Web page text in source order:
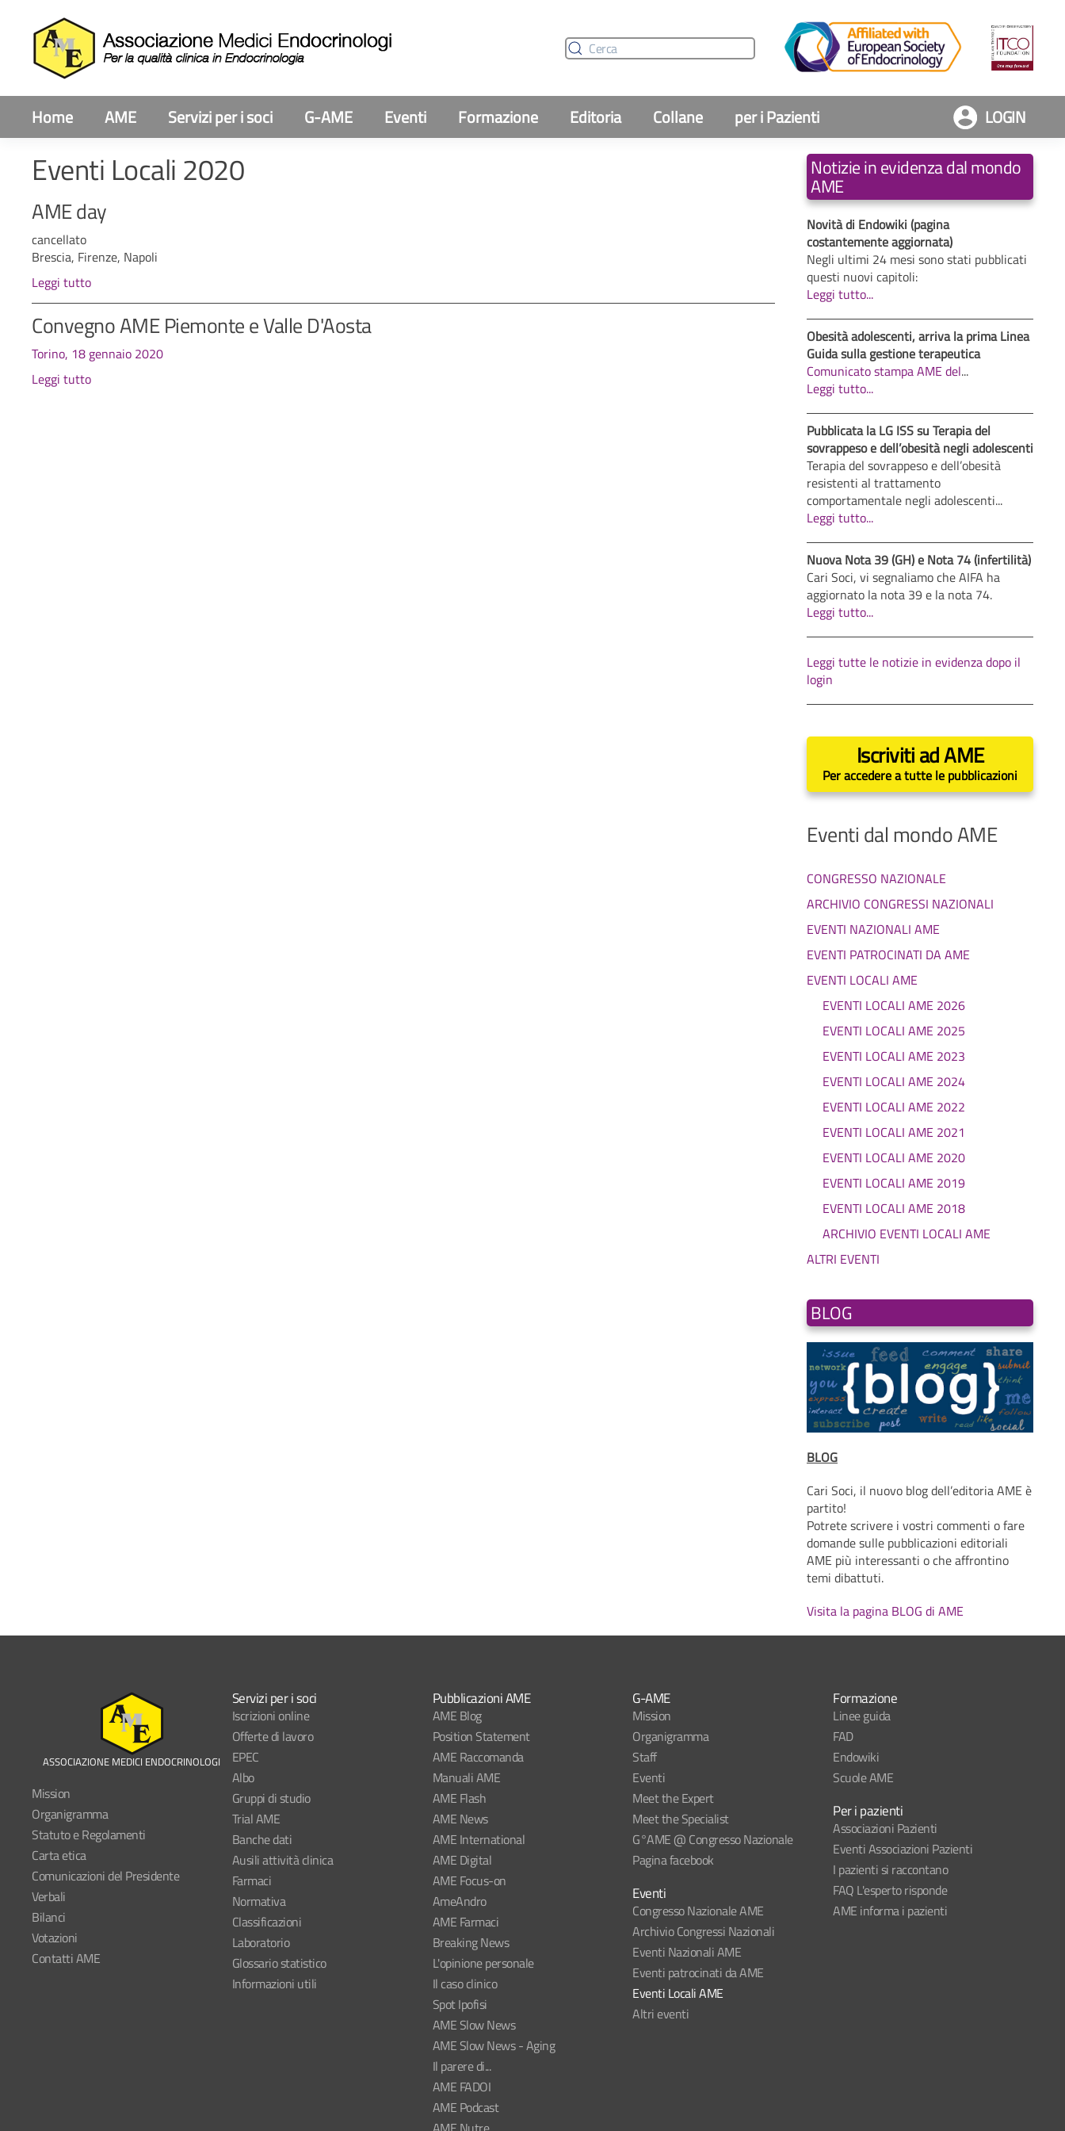
Home AME Servizi per i soci G-AME Eventi Formazione Editoria Collane per i Pazienti LOGIN
Eventi Locali 2020
AME day
cancellato
Brescia, Firenze, Napoli
Leggi tutto
Convegno AME Piemonte e Valle D'Aosta
Torino, 18 gennaio 2020
Leggi tutto
Notizie in evidenza dal mondo
AME
Novità di Endowiki (pagina
costantemente aggiornata)
Negli ultimi 24 mesi sono stati pubblicati
questi nuovi capitoli:
Leggi tutto...
Obesità adolescenti, arriva la prima Linea
Guida sulla gestione terapeutica
Comunicato stampa AME del...
Leggi tutto...
Pubblicata la LG ISS su Terapia del
sovrappeso e dell’obesità negli adolescenti
Terapia del sovrappeso e dell’obesità
resistenti al trattamento
comportamentale negli adolescenti...
Leggi tutto...
Nuova Nota 39 (GH) e Nota 74 (infertilità)
Cari Soci, vi segnaliamo che AIFA ha
aggiornato la nota 39 e la nota 74.
Leggi tutto...
Leggi tutte le notizie in evidenza dopo il
login
Iscriviti ad AME
Per accedere a tutte le pubblicazioni
Eventi dal mondo AME
CONGRESSO NAZIONALE
ARCHIVIO CONGRESSI NAZIONALI
EVENTI NAZIONALI AME
EVENTI PATROCINATI DA AME
EVENTI LOCALI AME
EVENTI LOCALI AME 2026
EVENTI LOCALI AME 2025
EVENTI LOCALI AME 2023
EVENTI LOCALI AME 2024
EVENTI LOCALI AME 2022
EVENTI LOCALI AME 2021
EVENTI LOCALI AME 2020
EVENTI LOCALI AME 2019
EVENTI LOCALI AME 2018
ARCHIVIO EVENTI LOCALI AME
ALTRI EVENTI
BLOG
BLOG
Cari Soci, il nuovo blog dell’editoria AME è
partito!
Potrete scrivere i vostri commenti o fare
domande sulle pubblicazioni editoriali
AME più interessanti o che affrontino
temi dibattuti.
Visita la pagina BLOG di AME
ASSOCIAZIONE MEDICI ENDOCRINOLOGI
Mission
Organigramma
Statuto e Regolamenti
Carta etica
Comunicazioni del Presidente
Verbali
Bilanci
Votazioni
Contatti AME
Servizi per i soci
Iscrizioni online
Offerte di lavoro
EPEC
Albo
Gruppi di studio
Trial AME
Banche dati
Ausili attività clinica
Farmaci
Normativa
Classificazioni
Laboratorio
Glossario statistico
Informazioni utili
G-AME
Mission
Organigramma
Staff
Eventi
Meet the Expert
Meet the Specialist
G°AME @ Congresso Nazionale
Pagina facebook
Eventi
Congresso Nazionale AME
Archivio Congressi Nazionali
Eventi Nazionali AME
Eventi patrocinati da AME
Eventi Locali AME
Altri eventi
Pubblicazioni AME
AME Blog
Position Statement
AME Raccomanda
Manuali AME
AME Flash
AME News
AME International
AME Digital
AME Focus-on
AmeAndro
AME Farmaci
Breaking News
L'opinione personale
Il caso clinico
Spot Ipofisi
AME Slow News
AME Slow News - Aging
Il parere di...
AME FADOI
AME Podcast
Formazione
Linee guida
FAD
Endowiki
Scuole AME
Per i pazienti
Associazioni Pazienti
Eventi Associazioni Pazienti
I pazienti si raccontano
FAQ L'esperto risponde
AME informa i pazienti